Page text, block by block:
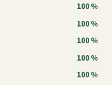
100 %
100 %
100 %
100 %
100 %